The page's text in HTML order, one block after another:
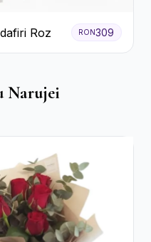
Roz RON309
Narujei